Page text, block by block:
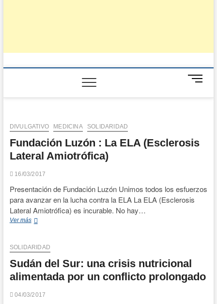
B
t
e
DIVULGATIVO MEDICINA SOLIDARIDAD
Fundación Luzón : La ELA (Esclerosis
Lateral Amiotrófica)
16/03/2017
Presentación de Fundación Luzón Unimos todos los esfuerzos
para avanzar en la lucha contra la ELA La ELA (Esclerosis
Lateral Amiotrófica) es incurable. No hay…
Ver másFundación
La
ELA
(Esclerosis
Lateral
Amiotrófica)
SOLIDARIDAD
Sudán del Sur: una crisis nutricional
alimentada por un conflicto prolongado
04/03/2017